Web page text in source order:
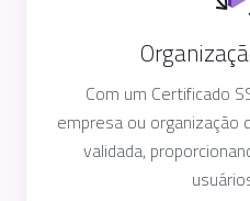
Com um Certificado
empresa ou
validada,